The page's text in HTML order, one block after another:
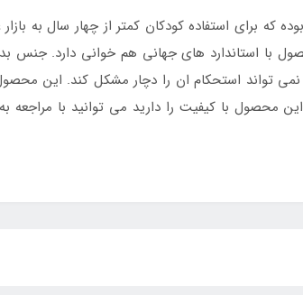
که برای استفاده کودکان کمتر از چهار سال به
با استاندارد های جهانی هم خوانی دارد. جنس
تواند استحکام ان را دچار مشکل کند. این
محصول با کیفیت را دارید می توانید با مراجعه به